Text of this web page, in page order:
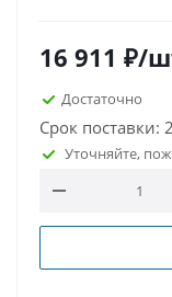
serial number
759210-
Part# 759210-
логическая
соединения.
16 911 ₽/
Достаточно
Срок поставки:
Уточняйте,